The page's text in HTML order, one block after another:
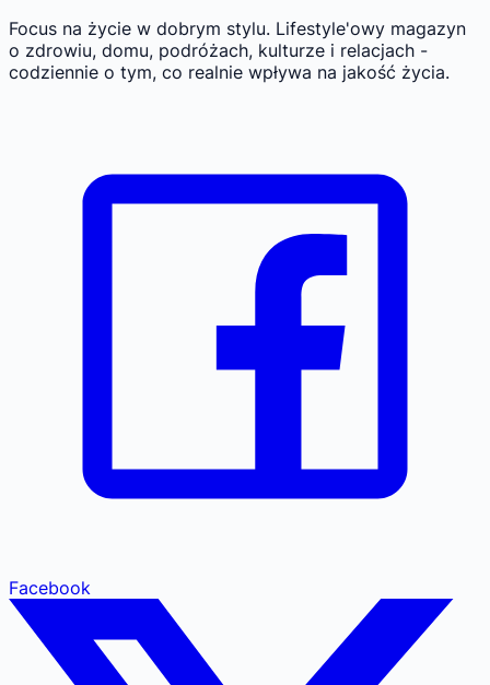
Focus na życie w dobrym stylu. Lifestyle'owy magazyn
o zdrowiu, domu, podróżach, kulturze i relacjach -
codziennie o tym, co realnie wpływa na jakość życia.
Facebook